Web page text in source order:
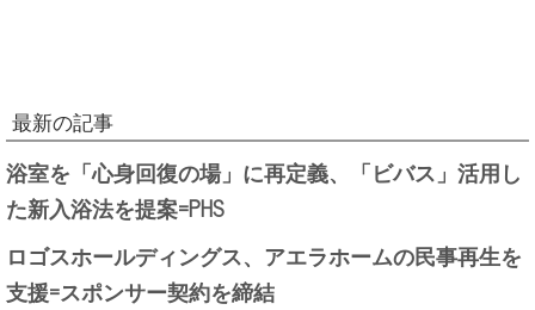
最新の記事
浴室を「心身回復の場」に再定義、「ビバス」活用し
た新入浴法を提案=PHS
ロゴスホールディングス、アエラホームの民事再生を
支援=スポンサー契約を締結